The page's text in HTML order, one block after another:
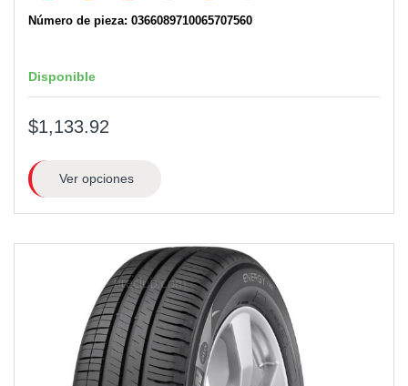
Número de pieza: 0366089710065707560
Disponible
$1,133.92
Ver opciones